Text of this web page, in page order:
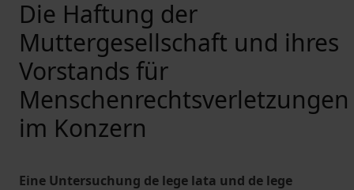
Die Haftung der
Muttergesellschaft und ihres
Vorstands für
Menschenrechtsverletzungen
im Konzern
Eine Untersuchung de lege lata und de lege